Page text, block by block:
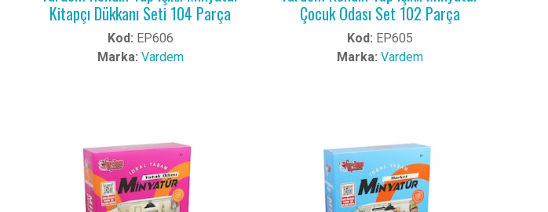
Kitapçı Dükkanı Seti 104 Parça
Kod: EP606
Marka: Vardem
Çocuk Odası Set 102 Parça
Kod: EP605
Marka: Vardem